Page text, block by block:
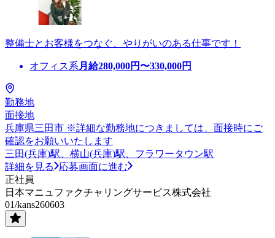
整備士とお客様をつなぐ、やりがいのある仕事です！
オフィス系 月給280,000円〜330,000円
勤務地
面接地
兵庫県三田市 ※詳細な勤務地につきましては、面接時にご
確認をお願いいたします
三田(兵庫)駅、横山(兵庫)駅、フラワータウン駅
詳細を見る
応募画面に進む
正社員
日本マニュファクチャリングサービス株式会社
01/kans260603